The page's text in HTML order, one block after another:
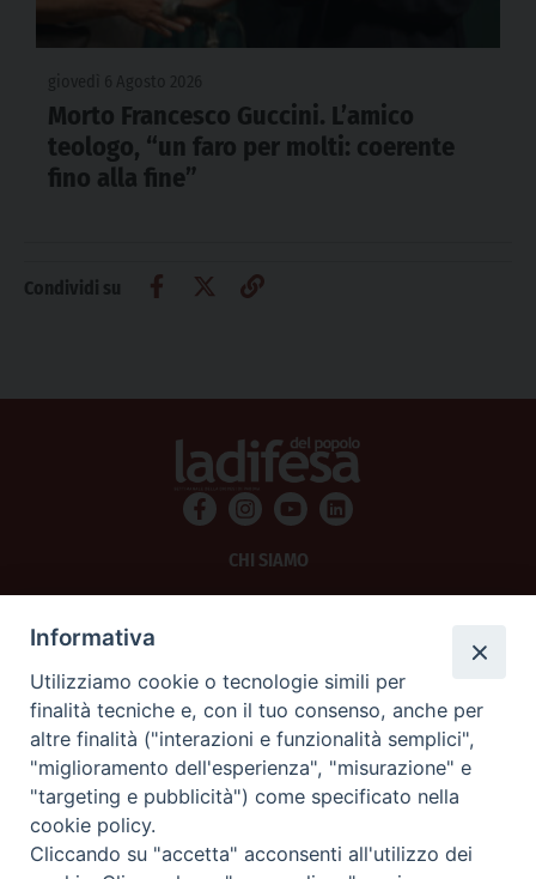
Morto Francesco Guccini. L’amico
teologo, “un faro per molti: coerente
fino alla fine”
Condividi su
CHI SIAMO
SCRIVICI
La Difesa srl - P.iva 05125420280
La Difesa del Popolo percepisce i contributi pubblici all'editoria.
La Difesa del Popolo, tramite la Fisc (Federazione Italiana Settimanali Cattolici)
ha aderito allo IAP (Istituto dell'Autodisciplina Pubblicitaria) accettando il Codice
Informativa
Utilizziamo cookie o tecnologie simili per
finalità tecniche e, con il tuo consenso, anche per
altre finalità ("interazioni e funzionalità semplici",
"miglioramento dell'esperienza", "misurazione" e
"targeting e pubblicità") come specificato nella
cookie policy.
Cliccando su "accetta" acconsenti all'utilizzo dei